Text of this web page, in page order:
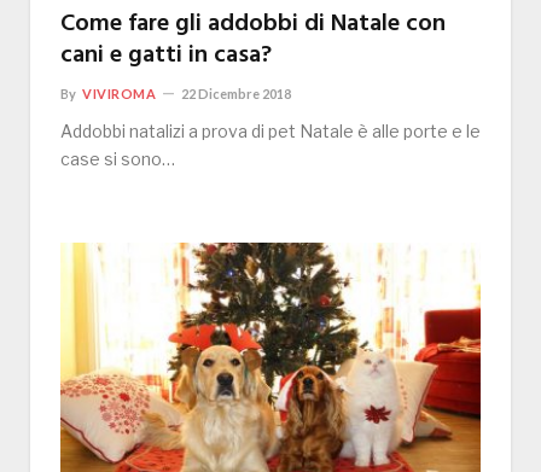
Come fare gli addobbi di Natale con
cani e gatti in casa?
By VIVIROMA 22 Dicembre 2018
Addobbi natalizi a prova di pet Natale è alle porte e le
case si sono…